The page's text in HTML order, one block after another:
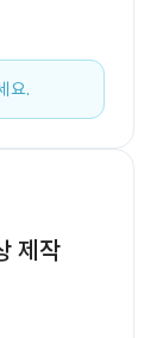
요.
제작